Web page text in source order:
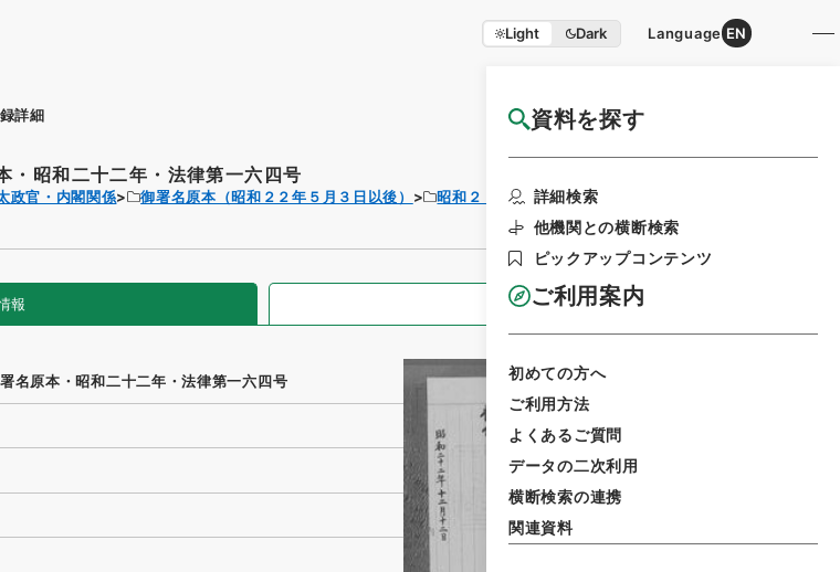
Light Dark Language EN
資料を探す
詳細検索
他機関との横断検索
ピックアップコンテンツ
ご利用案内
初めての方へ
ご利用方法
よくあるご質問
データの二次利用
横断検索の連携
関連資料
詳細 国立公文書館HP利用案内
・昭和二十二年・法律第一六四号
政官・内閣関係 御署名原本（昭和２２年５月３日以後）
昭和２２年５月３日以後
報 全ての情報
名原本・昭和二十二年・法律第一六四号